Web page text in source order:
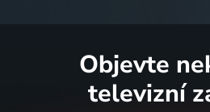
Objevte
televizní